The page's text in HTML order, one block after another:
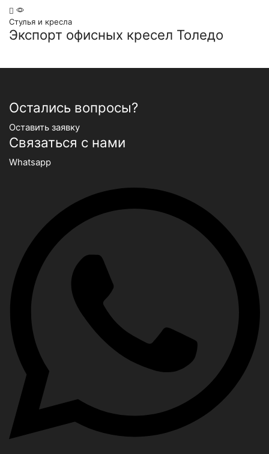
Стулья и кресла
Экспорт офисных кресел Толедо
Остались вопросы?
Оставить заявку
Связаться с нами
Whatsapp